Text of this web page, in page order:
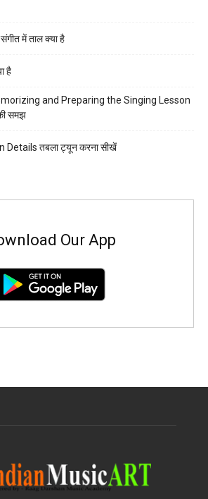
में ताल क्या है
है
and Preparing the Singing Lesson
समझ
Details तबला ट्यून करना सीखें
Our App